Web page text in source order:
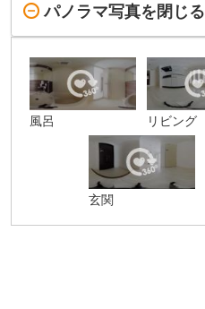
パノラマ写真を閉じる
風呂 リビング
玄関